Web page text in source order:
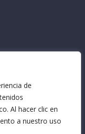
de
Al hacer clic en
a nuestro uso